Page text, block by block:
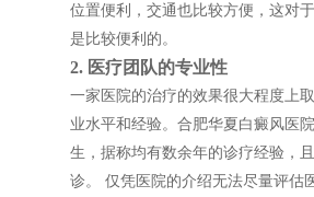
位置便利，交通也比较方便，这对
是比较便利的。
2. 医疗团队的专业性
一家医院的治疗的效果很大程度上
业水平和经验。合肥华夏白癜风医
生，据称均有数余年的诊疗经验，
诊。 仅凭医院的介绍无法尽量评估